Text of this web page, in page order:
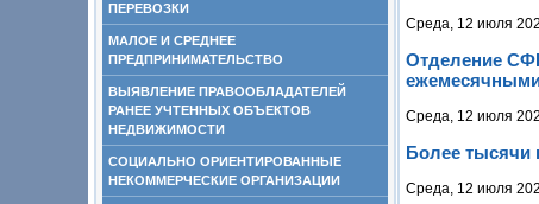
ПЕРЕВОЗКИ
МАЛОЕ И СРЕДНЕЕ
ПРЕДПРИНИМАТЕЛЬСТВО
ВЫЯВЛЕНИЕ ПРАВООБЛАДАТЕЛЕЙ
РАНЕЕ УЧТЕННЫХ ОБЪЕКТОВ
НЕДВИЖИМОСТИ
СОЦИАЛЬНО ОРИЕНТИРОВАННЫЕ
НЕКОММЕРЧЕСКИЕ ОРГАНИЗАЦИИ
Среда, 12 июля
Отделение
Среда, 12 июля
Более тысячи
Среда, 12 июля